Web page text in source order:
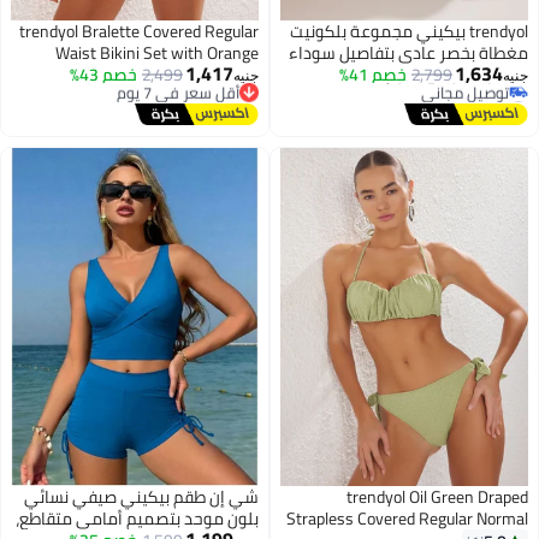
trendyol بيكيني مجموعة بلكونيت
مغطاة بخصر عادي بتفاصيل سوداء
Tbess25Bt00058
جنيه1,634
2,799خصم 41%
#40 في أطقم البيكيني
أقل سعر في 7 يوم
توصيل مجاني
#40 في أطقم البيكيني
trendyol Bralette Covered Regular
Waist Bikini Set with Orange
Accessories Tbess25Bt00061
جنيه1,417
2,499خصم 43% أقل سعر في 7 يوم
توصيل مجاني
أقل سعر في 7 يوم
trendyol Oil Green Draped
Strapless Covered Regular Normal
شي إن طقم بيكيني صيفي نسائي
بلون موحد بتصميم أمامي متقاطع،